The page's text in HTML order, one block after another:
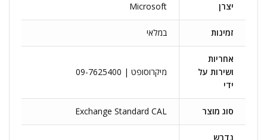
יצרן Microsoft
זמינות במלאי
אחריות
ושירות על
ידי
מיקרוסופט | 09-7625400
סוג מוצר Exchange Standard CAL
נדרש